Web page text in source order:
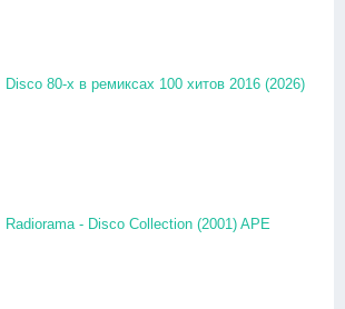
Disco 80-x в ремиксах 100 хитов 2016 (2026)
Radiorama - Disco Collection (2001) APE